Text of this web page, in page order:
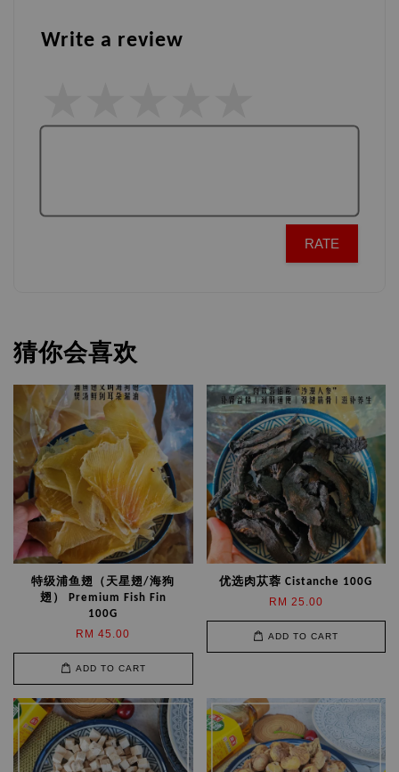
Write a review
RATE
猜你会喜欢
特级浦鱼翅（天星翅/海狗
翅） Premium Fish Fin
100G
RM 45.00
ADD TO CART
优选肉苁蓉 Cistanche 100G
RM 25.00
ADD TO CART